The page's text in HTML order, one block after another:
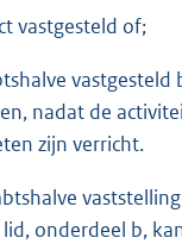
vastgesteld of;
vastgesteld
nadat de
zijn verricht.
onderdeel b,